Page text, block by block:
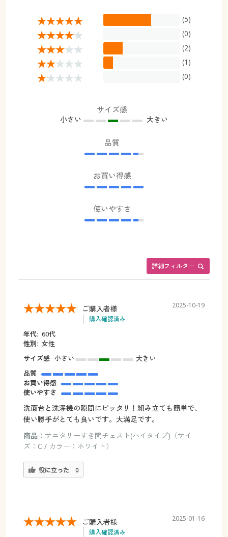
(5)
(0)
(2)
(1)
(0)
サイズ感
小さい 大きい
品質
お買い得感
使いやすさ
詳細フィルター
ご購入者様
購入確認済み
2025-10-19
年代: 60代
性別: 女性
サイズ感 小さい
大きい
品質
お買い得感
使いやすさ
洗面台と洗濯機の隙間にピッタリ！組み立ても簡単で、
使い勝手がとても良いです。大満足です。
商品： サニタリーすき間チェスト(ハイタイプ)（サイ
ズ：C / カラー：ホワイト）
役に立った 0
ご購入者様
購入確認済み
2025-01-16